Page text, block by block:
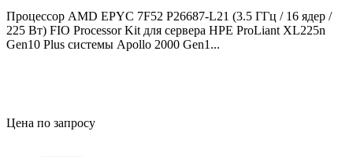
Процессор AMD EPYC 7F52 P26687-L21 (3.5 ГГц / 16 ядер /
225 Вт) FIO Processor Kit для сервера HPE ProLiant XL225n
Gen10 Plus системы Apollo 2000 Gen1...
Цена по запросу